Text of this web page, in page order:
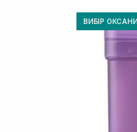
ВИБІР ОКСАНИ